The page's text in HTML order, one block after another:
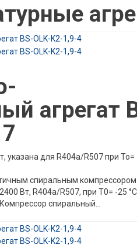
агрегат
указана для R404а/R507 при То=
спиральным компрессором
Вт, R404а/R507, при Т0= -25
спиральный...